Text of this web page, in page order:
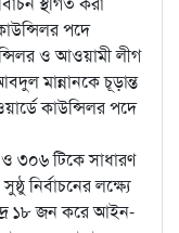
পদে
ও আওয়ামী লীগ
মান্নানকে চূড়ান্ত
কাউন্সিলর পদে
৩০৬ টিকে সাধারণ
নির্বাচনের লক্ষ্যে
১৮ জন করে আইন-